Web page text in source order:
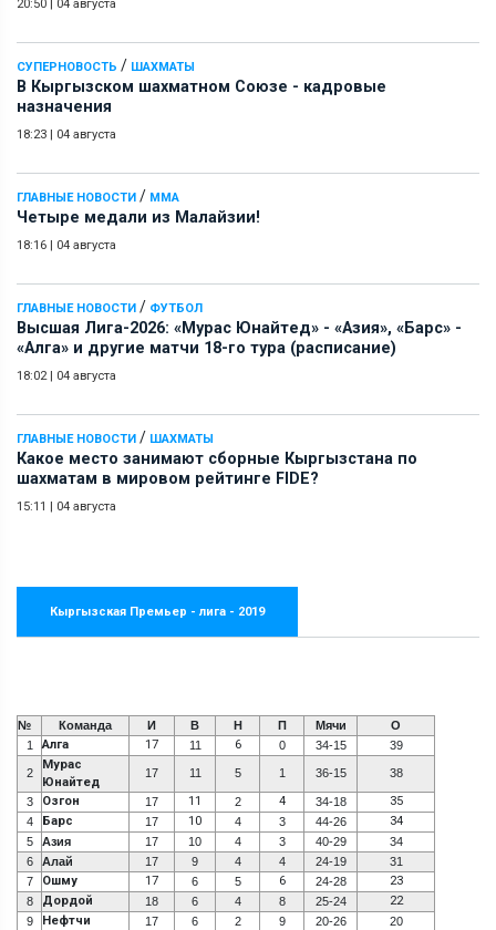
20:50 04 августа
СУПЕРНОВОСТЬ / ШАХМАТЫ
В Кыргызском шахматном Союзе - кадровые
назначения
18:23 04 августа
ГЛАВНЫЕ НОВОСТИ / ММА
Четыре медали из Малайзии!
18:16 04 августа
ГЛАВНЫЕ НОВОСТИ / ФУТБОЛ
Высшая Лига-2026: «Мурас Юнайтед» - «Азия», «Барс» -
«Алга» и другие матчи 18-го тура (расписание)
18:02| 04 августа
ГЛАВНЫЕ НОВОСТИ / ШАХМАТЫ
Какое место занимают сборные Кыргызстана по
шахматам в мировом рейтинге FIDE?
15:11 04 августа
Кыргызская Премьер - лига - 2019
№ Команда И В Н П Мячи
О
1
Алга 17 11 6 0 34-15 39
2
Мурас
Юнайтед
17 11 5 1 36-15 38
3 Озгон 17 11 2 4 34-18 35
4 Барс 17 10 4 3 44-26 34
5 Азия 17 10 4 3 40-29
34
6
Алай 17 9 4 4 24-19
31
7
Ошму 17 6 5 6 24-28 23
8 Дордой 18 6 4 8 25-24 22
9 Нефтчи 17 6 2 9 20-26
20